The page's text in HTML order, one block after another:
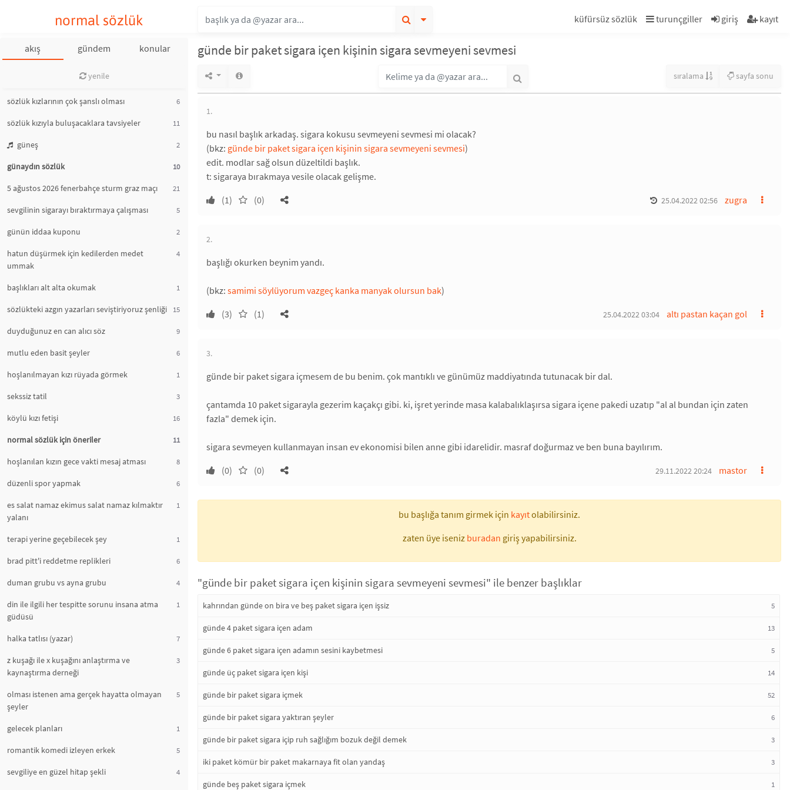
normal sözlük küfürsüz sözlük turunçgiller giriş kayıt
akış gündem konular
yenile
sözlük kızlarının çok şanslı olması 6
sözlük kızıyla buluşacaklara tavsiyeler 11
güneş 2
günaydın sözlük 10
5 ağustos 2026 fenerbahçe sturm graz maçı 21
sevgilinin sigarayı bıraktırmaya çalışması 5
günün iddaa kuponu 2
hatun düşürmek için kedilerden medet
ummak
4
başlıkları alt alta okumak 1
sözlükteki azgın yazarları seviştiriyoruz şenliği 15
duyduğunuz en can alıcı söz 9
mutlu eden basit şeyler 6
hoşlanılmayan kızı rüyada görmek 1
sekssiz tatil 3
köylü kızı fetişi 16
normal sözlük için öneriler 11
hoşlanılan kızın gece vakti mesaj atması 8
düzenli spor yapmak 6
es salat namaz ekimus salat namaz kılmaktır
yalanı
1
terapi yerine geçebilecek şey 1
brad pitt'i reddetme replikleri 6
duman grubu vs ayna grubu 4
din ile ilgili her tespitte sorunu insana atma
güdüsü
1
halka tatlısı (yazar) 7
z kuşağı ile x kuşağını anlaştırma ve
kaynaştırma derneği
3
olması istenen ama gerçek hayatta olmayan
şeyler
5
gelecek planları 1
romantik komedi izleyen erkek 5
sevgiliye en güzel hitap şekli 4
günde bir paket sigara içen kişinin sigara sevmeyeni sevmesi
sıralama sayfa sonu
1.
bu nasıl başlık arkadaş. sigara kokusu sevmeyeni sevmesi mi olacak?
(bkz: günde bir paket sigara içen kişinin sigara sevmeyeni sevmesi)
edit. modlar sağ olsun düzeltildi başlık.
t: sigaraya bırakmaya vesile olacak gelişme.
(1)
(0) zugra
25.04.2022 02:56
2.
başlığı okurken beynim yandı.
(bkz: samimi söylüyorum vazgeç kanka manyak olursun bak)
(3)
(1) altı pastan kaçan gol
25.04.2022 03:04
3.
günde bir paket sigara içmesem de bu benim. çok mantıklı ve günümüz maddiyatında tutunacak bir dal.
çantamda 10 paket sigarayla gezerim kaçakçı gibi. ki, işret yerinde masa kalabalıklaşırsa sigara içene pakedi uzatıp "al al bundan için zaten
fazla" demek için.
sigara sevmeyen kullanmayan insan ev ekonomisi bilen anne gibi idarelidir. masraf doğurmaz ve ben buna bayılırım.
(0)
(0) mastor
29.11.2022 20:24
bu başlığa tanım girmek için kayıtolabilirsiniz.
zaten üye iseniz buradan giriş yapabilirsiniz.
"günde bir paket sigara içen kişinin sigara sevmeyeni sevmesi" ile benzer başlıklar
kahrından günde on bira ve beş paket sigara içen işsiz 5
günde 4 paket sigara içen adam 13
günde 6 paket sigara içen adamın sesini kaybetmesi 5
günde üç paket sigara içen kişi 14
günde bir paket sigara içmek 52
günde bir paket sigara yaktıran şeyler 6
günde bir paket sigara içip ruh sağlığım bozuk değil demek 3
iki paket kömür bir paket makarnaya fit olan yandaş 3
günde beş paket sigara içmek 1